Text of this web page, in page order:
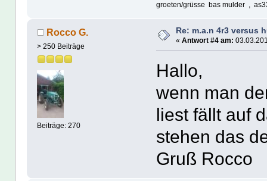
groeten/grüsse bas mulder ,
Rocco G.
> 250 Beiträge
Beiträge: 270
Re: m.a.n 4r3 versus
« Antwort #4 am:
Hallo,
wenn man
liest fällt auf
stehen das
Gruß Rocco